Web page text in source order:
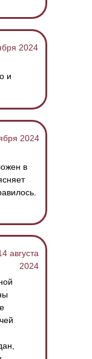
2024
в
августа
2024
2024
и